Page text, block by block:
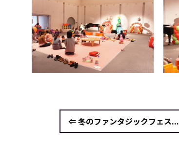
⇐ 冬のファンタジックフェス...